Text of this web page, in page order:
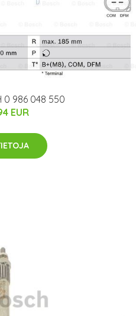
0 986 048 550
EUR